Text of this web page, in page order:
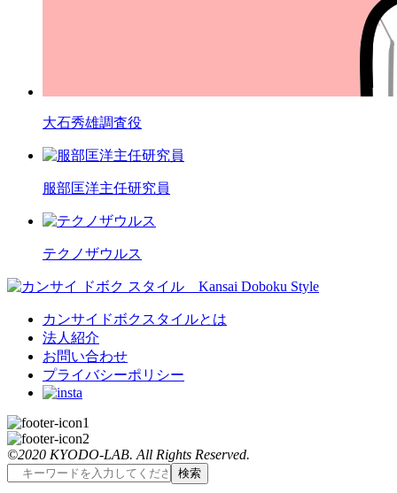
大石秀雄調査役
服部匡洋主任研究員
テクノザウルス
カンサイドボクスタイルとは
法人紹介
お問い合わせ
プライバシーポリシー
©2020 KYODO-LAB. All Rights Reserved.